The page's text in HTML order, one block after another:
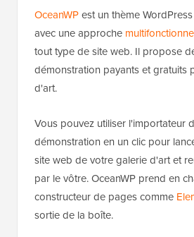
OceanWPest un thème
avec une approche
tout type de site web. Il propose
démonstration payants et gratuits
d'art.
Vous pouvez utiliser l'importateur
démonstration en un clic pour
site web de votre galerie d'art et
par le vôtre. OceanWP prend en
constructeur de pages comme
sortie de la boîte.